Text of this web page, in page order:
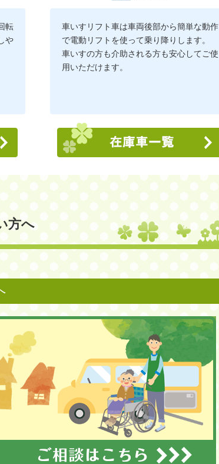
転
や
車いすリフト車は車両後部から簡単な動作
で電動リフトを使って乗り降りします。
車いすの方も介助される方も安心してご使
用いただけます。
方へ